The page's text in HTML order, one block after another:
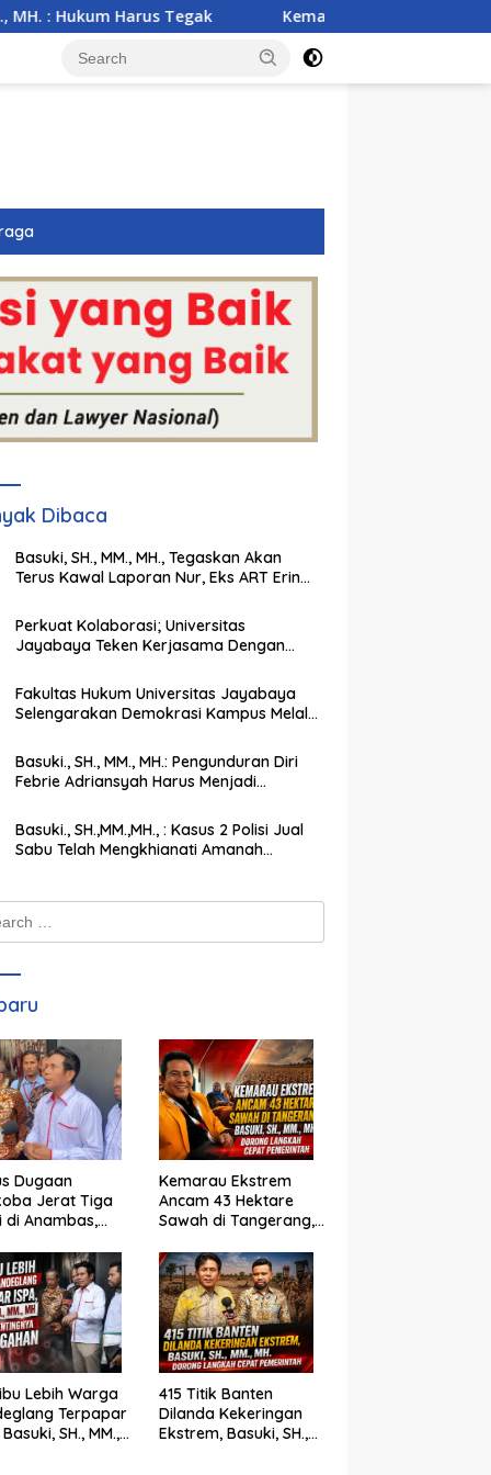
Kemarau Ekstrem Ancam 43 Hektare Sawah di
Dibaca
Basuki, SH., MM., MH., Tegaskan Akan
Terus Kawal Laporan Nur, Eks ART Erin
Perkuat Kolaborasi; Universitas
Jayabaya Teken Kerjasama Dengan
Kandangan Kalsel
Fakultas Hukum Universitas Jayabaya
Selengarakan Demokrasi Kampus Melalui
Basuki., SH., MM., MH.: Pengunduran Diri
Febrie Adriansyah Harus Menjadi
Penegakan Hukum
Basuki., SH.,MM.,MH., : Kasus 2 Polisi Jual
Sabu Telah Mengkhianati Amanah
Dugaan
Jerat Tiga
di Anambas,
Harus Tegak
Kemarau Ekstrem
Ancam 43 Hektare
Sawah di Tangerang,
Dorong Langkah
Cepat Pemerintah
Lebih Warga
Terpapar
Basuki, SH., MM.,
415 Titik Banten
Dilanda Kekeringan
Ekstrem, Basuki, SH.,